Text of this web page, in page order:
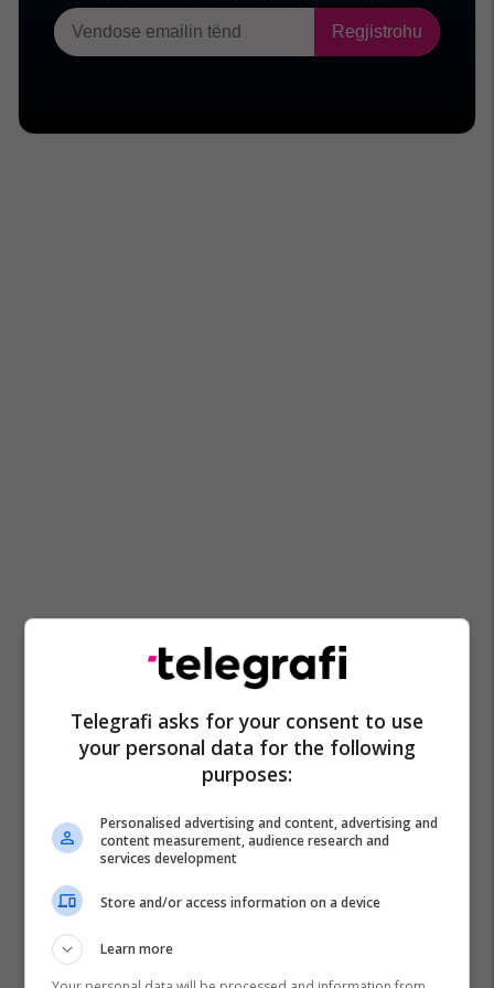
Telegrafi asks for your consent to use
your personal data for the following
purposes:
Personalised advertising and content, advertising and
content measurement, audience research and
services development
Store and/or access information on a device
Learn more